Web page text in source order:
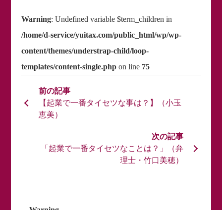
Warning: Undefined variable $term_children in
/home/d-service/yuitax.com/public_html/wp/wp-
content/themes/understrap-child/loop-
templates/content-single.phpon line 75
【起業で一番タイセツな事は？】（小玉
恵美）
「起業で一番タイセツなことは？」（弁
理士・竹口美穂）